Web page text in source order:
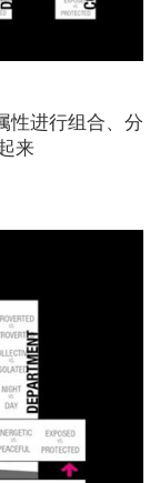
性进行组合、分
来